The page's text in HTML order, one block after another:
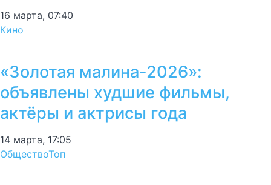
16 марта, 07:40
Кино
«Золотая малина-2026»:
объявлены худшие фильмы,
актёры и актрисы года
14 марта, 17:05
ОбществоТоп